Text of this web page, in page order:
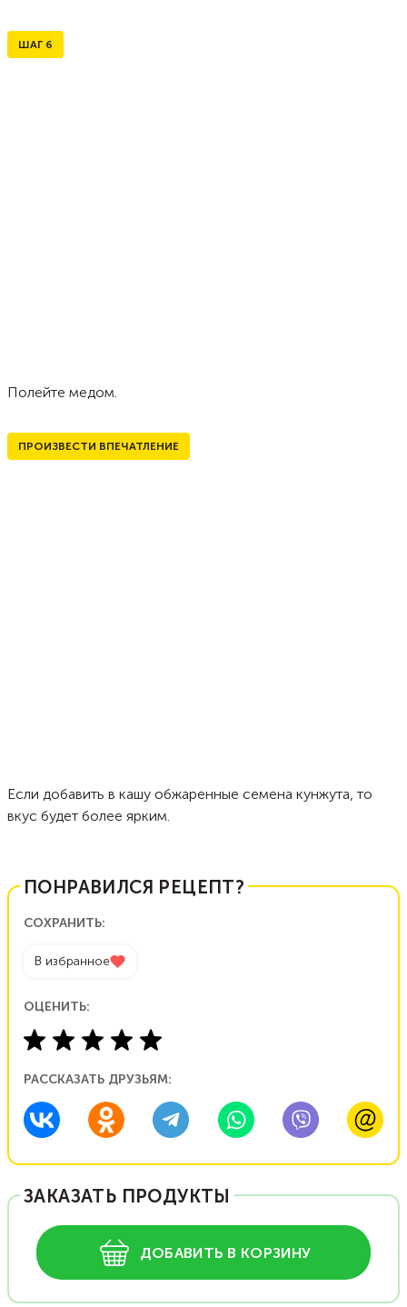
ШАГ 6
Полейте медом.
ПРОИЗВЕСТИ ВПЕЧАТЛЕНИЕ
Если добавить в кашу обжаренные семена кунжута, то
вкус будет более ярким.
ПОНРАВИЛСЯ РЕЦЕПТ?
СОХРАНИТЬ:
В избранное
ОЦЕНИТЬ:
РАССКАЗАТЬ ДРУЗЬЯМ:
ЗАКАЗАТЬ ПРОДУКТЫ
ДОБАВИТЬ В КОРЗИНУ